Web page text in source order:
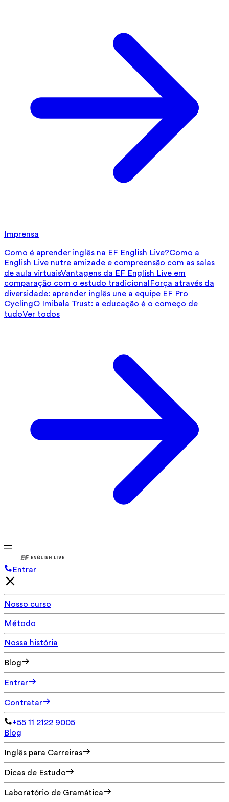
Imprensa
Como é aprender inglês na EF English Live?Como a
English Live nutre amizade e compreensão com as salas
de aula virtuaisVantagens da EF English Live em
comparação com o estudo tradicional Força através da
diversidade: aprender inglês une a equipe EF Pro
CyclingO Imibala Trust: a educação é o começo de
tudoVer todos
Entrar
Nosso curso
Método
Nossa história
Blog
Entrar
Contratar
+55 11 2122 9005
Blog
Inglês para Carreiras
Dicas de Estudo
Laboratório de Gramática